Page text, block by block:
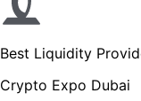
Best Liquidity
Crypto Expo Dubai